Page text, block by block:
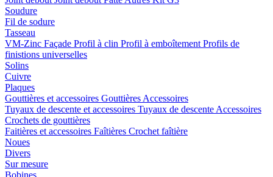
Soudure
Fil de sodure
Tasseau
VM-Zinc Façade Profil à clin Profil à emboîtement Profils de
finistions universelles
Solins
Cuivre
Plaques
Gouttières et accessoires Gouttières Accessoires
Tuyaux de descente et accessoires Tuyaux de descente Accessoires
Crochets de gouttières
Faitières et accessoires Faîtières Crochet faîtière
Noues
Divers
Sur mesure
Bobines